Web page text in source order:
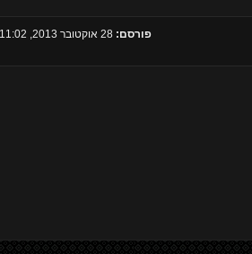
פורסם: 28 אוקטובר 2013, 11:02